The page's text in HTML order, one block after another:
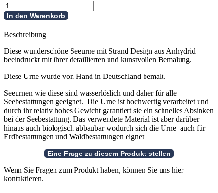
Seeurne
mit
Strand
aus
Anhydrid
Menge
In den Warenkorb
Beschreibung
Diese wunderschöne Seeurne mit Strand Design aus Anhydrid
beeindruckt mit ihrer detaillierten und kunstvollen Bemalung.
Diese Urne wurde von Hand in Deutschland bemalt.
Seeurnen wie diese sind wasserlöslich und daher für alle
Seebestattungen geeignet. Die Urne ist hochwertig verarbeitet und
durch ihr relativ hohes Gewicht garantiert sie ein schnelles Absinken
bei der Seebestattung. Das verwendete Material ist aber darüber
hinaus auch biologisch abbaubar wodurch sich die Urne auch für
Erdbestattungen und Waldbestattungen eignet.
Wenn Sie Fragen zum Produkt haben, können Sie uns hier
kontaktieren.